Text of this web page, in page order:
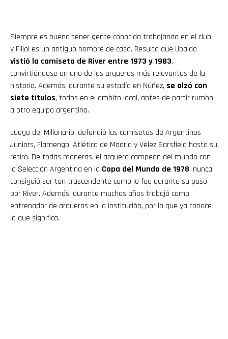
Siempre es bueno tener gente conocida trabajando en el club,
y Fillol es un antiguo hombre de casa. Resulta que Ubaldo
vistió la camiseta de River entre 1973 y 1983,
convirtiéndose en uno de los arqueros más relevantes de la
historia. Además, durante su estadía en Núñez, se alzó con
siete títulos, todos en el ámbito local, antes de partir rumbo
a otro equipo argentino.
Luego del Millonario, defendió las camisetas de Argentinos
Juniors, Flamengo, Atlético de Madrid y Vélez Sarsfield hasta su
retiro. De todas maneras, el arquero campeón del mundo con
la Selección Argentina en la Copa del Mundo de 1978, nunca
consiguió ser tan trascendente como lo fue durante su paso
por River. Además, durante muchos años trabajó como
entrenador de arqueros en la institución, por lo que ya conoce
lo que significa.